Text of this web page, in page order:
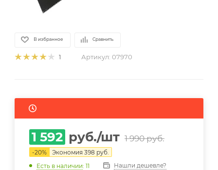
В избранное Сравнить
1 Артикул: 07970
1 592 руб./шт 1 990руб.
-20% Экономия 398 руб.
Есть в наличии: 11 Нашли дешевле?